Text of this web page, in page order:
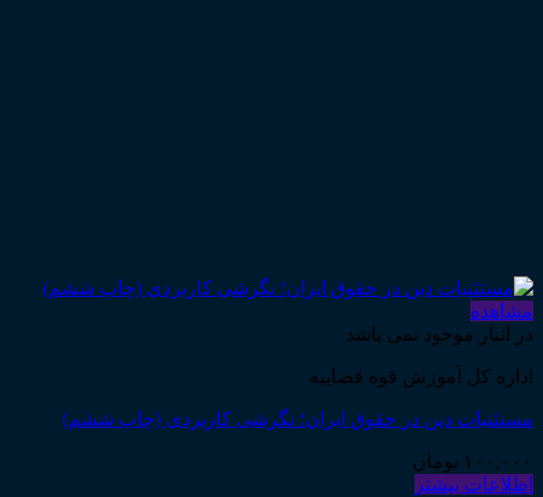
مشاهده
در انبار موجود نمی باشد
اداره کل آموزش قوه قضاییه
مستثنیات دین در حقوق ایران؛ نگرشی کاربردی (چاپ ششم)
۱۰۰,۰۰۰ تومان
اطلاعات بیشتر